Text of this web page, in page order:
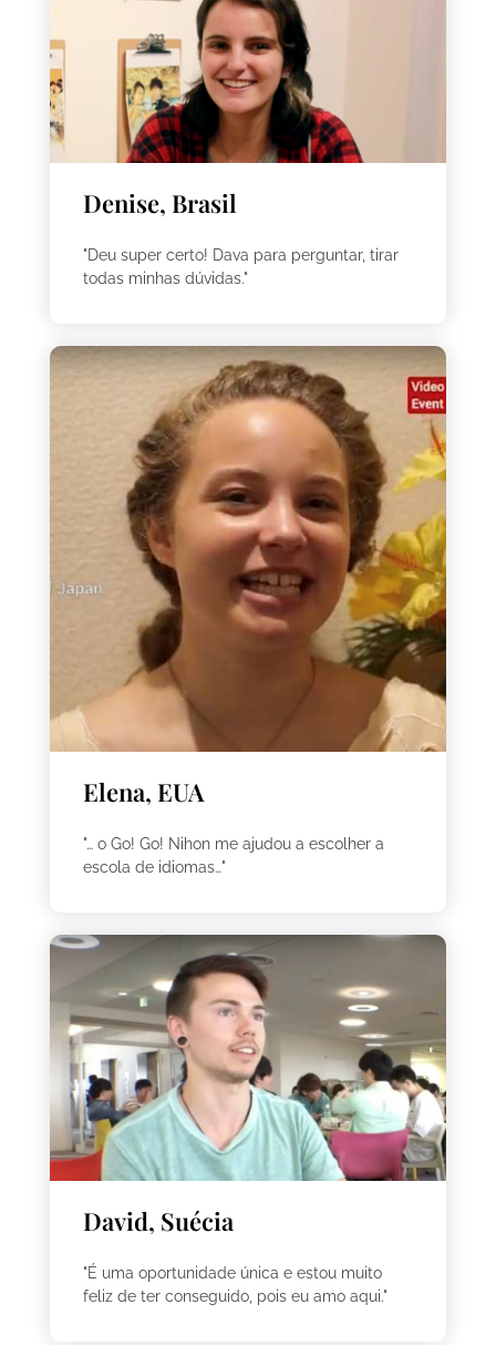
Denise, Brasil
"Deu super certo! Dava para perguntar, tirar
todas minhas dúvidas."
Elena, EUA
"… o Go! Go! Nihon me ajudou a escolher a
escola de idiomas…"
David, Suécia
"É uma oportunidade única e estou muito
feliz de ter conseguido, pois eu amo aqui."